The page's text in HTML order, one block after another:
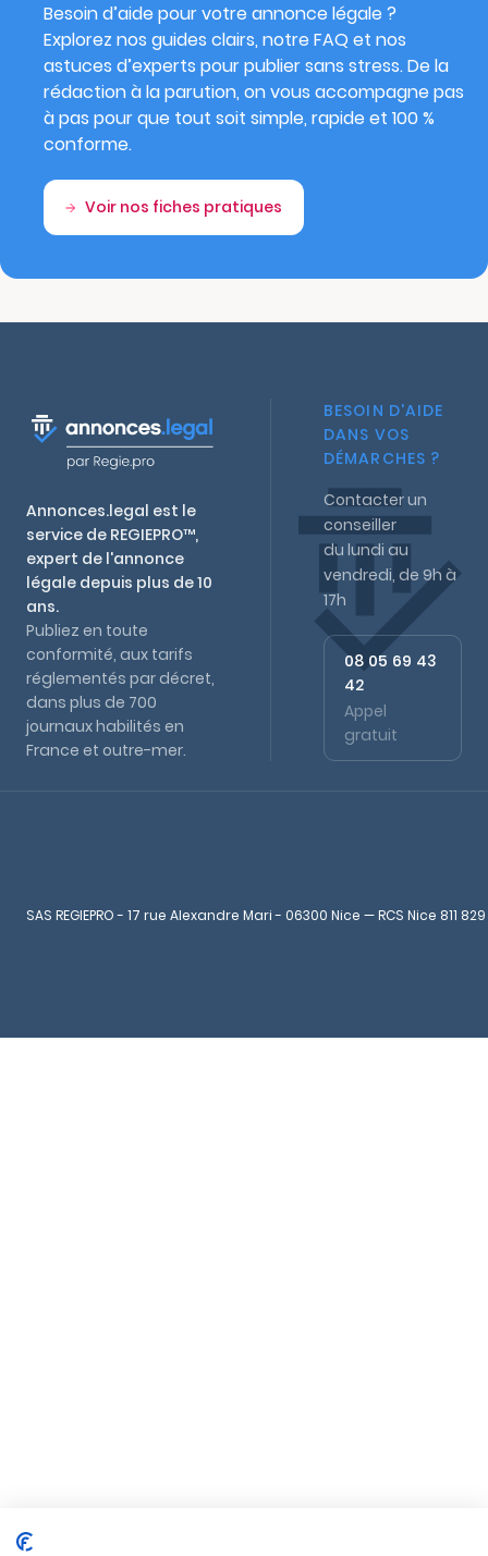
Besoin d’aide pour votre annonce légale ?
Explorez nos guides clairs, notre FAQ et nos
astuces d’experts pour publier sans stress. De la
rédaction à la parution, on vous accompagne pas
à pas pour que tout soit simple, rapide et 100 %
conforme.
Voir nos fiches pratiques
Annonces.legal est le
service de REGIEPRO™,
expert de l'annonce
légale depuis plus de 10
ans.
Publiez en toute
conformité, aux tarifs
réglementés par décret,
dans plus de 700
journaux habilités en
France et outre-mer.
BESOIN D'AIDE
DANS VOS
DÉMARCHES ?
Contacter un
conseiller
du lundi au
vendredi, de 9h à
17h
08 05 69 43
42
Appel
gratuit
SAS REGIEPRO - 17 rue Alexandre Mari - 06300 Nice — RCS Nice 811